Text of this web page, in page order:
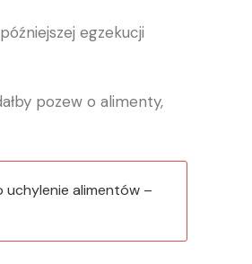
egzekucji
pozew o alimenty,
uchylenie alimentów –